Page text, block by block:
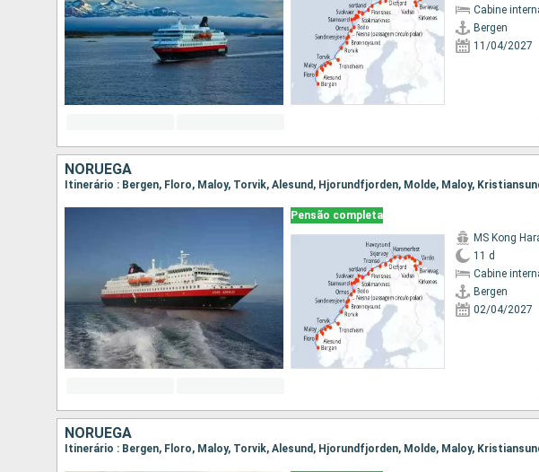
Cabine
Bergen
11/04/2027
NORUEGA
Pensão completa
MS Kong
11 d
Cabine
Bergen
02/04/2027
NORUEGA